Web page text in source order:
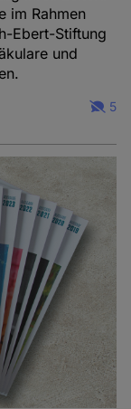
im Rahmen
Ebert-Stiftung
und
5